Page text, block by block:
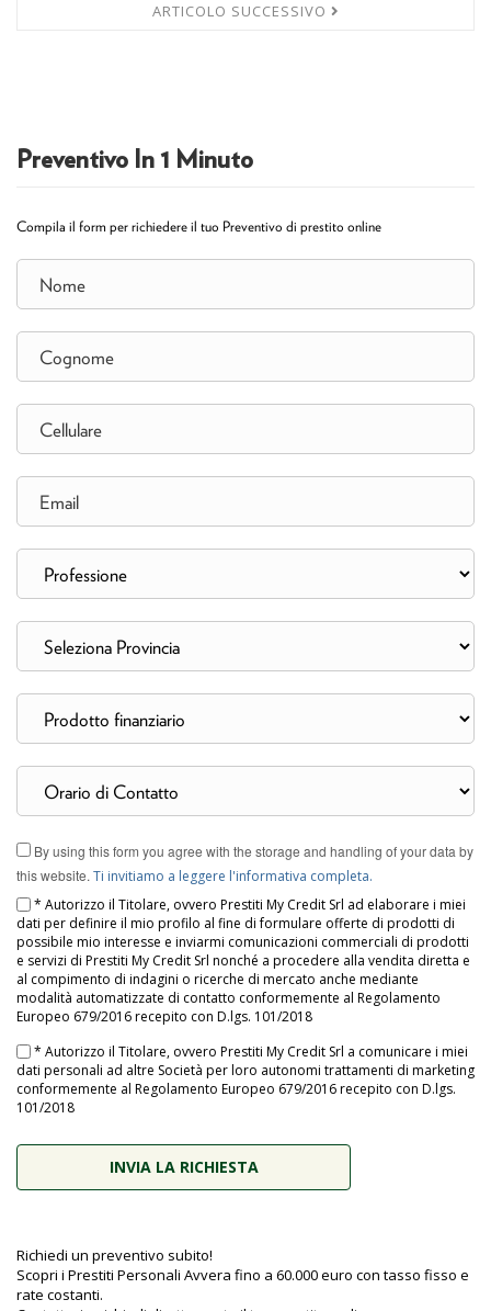
ARTICOLO SUCCESSIVO
Preventivo In 1 Minuto
Compila il form per richiedere il tuo Preventivo di prestito online
By using this form you agree with the storage and handling of your data by
this website. Ti invitiamo a leggere l'informativa completa.
* Autorizzo il Titolare, ovvero Prestiti My Credit Srl ad elaborare i miei
dati per definire il mio profilo al fine di formulare offerte di prodotti di
possibile mio interesse e inviarmi comunicazioni commerciali di prodotti
e servizi di Prestiti My Credit Srl nonché a procedere alla vendita diretta e
al compimento di indagini o ricerche di mercato anche mediante
modalità automatizzate di contatto conformemente al Regolamento
Europeo 679/2016 recepito con D.lgs. 101/2018
* Autorizzo il Titolare, ovvero Prestiti My Credit Srl a comunicare i miei
dati personali ad altre Società per loro autonomi trattamenti di marketing
conformemente al Regolamento Europeo 679/2016 recepito con D.lgs.
101/2018
Richiedi un preventivo subito!
Scopri i Prestiti Personali Avvera fino a 60.000 euro con tasso fisso e
rate costanti.